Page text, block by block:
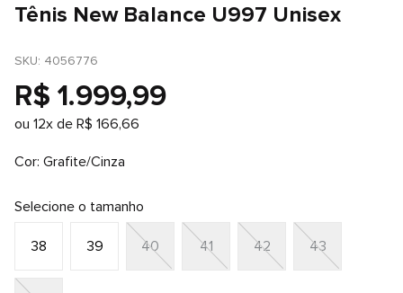
Tênis New Balance U997 Unisex
SKU: 4056776
R$ 1.999,99
ou 12x de R$ 166,66
Cor Grafite/Cinza
Selecione o tamanho
38 39 40 41 42 43